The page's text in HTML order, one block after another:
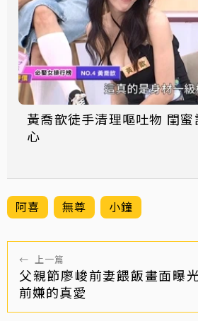
黃喬歆徒手清理嘔吐物 閨蜜讚她這舉動太貼
心
阿喜 無尊 小鐘
← 上一篇
父親節廖峻前妻餵飯畫面曝
前嫌的真愛